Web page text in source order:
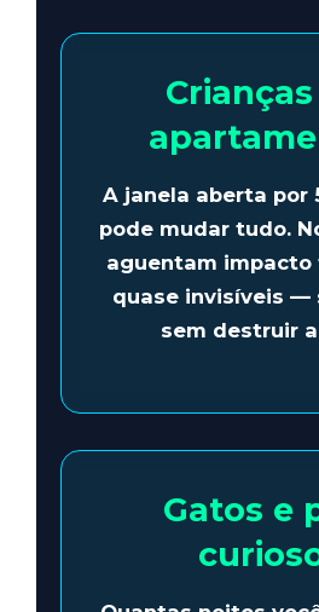
A janela aberta por
pode mudar tudo.
aguentam
quase invisíveis —
sem destruir
Gatos e